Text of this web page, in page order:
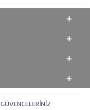
GÜVENCELERİNİZ